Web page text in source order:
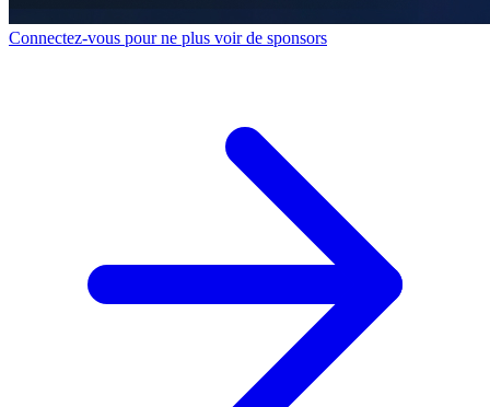
Connectez-vous pour ne plus voir de sponsors